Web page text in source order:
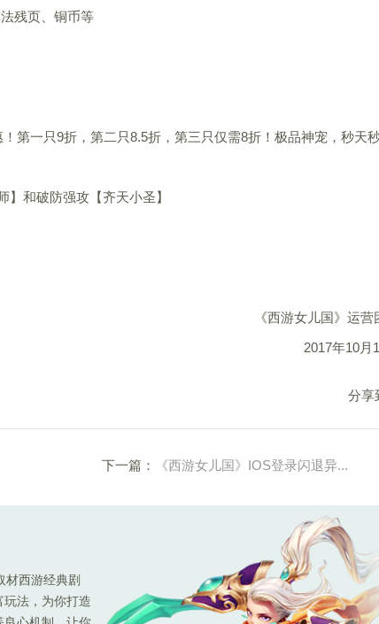
残页、铜币等
第一只9折，第二只8.5折，第三只仅需8折！极品神宠，秒天
和破防强攻【齐天小圣】
《西游女儿国》运营
2017年10月
分享
下一篇： 《西游女儿国》IOS登录闪退异...
材西游经典剧
法，为你打造